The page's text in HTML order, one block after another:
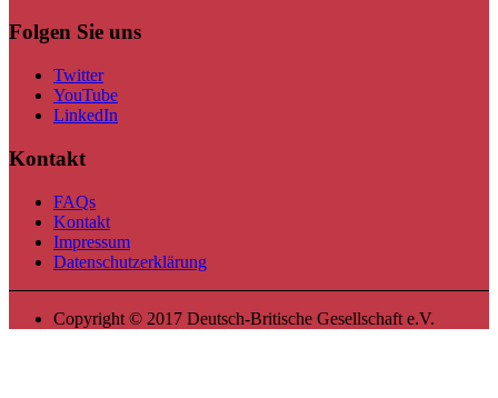
Folgen Sie uns
Twitter
YouTube
LinkedIn
Kontakt
FAQs
Kontakt
Impressum
Datenschutzerklärung
Copyright © 2017 Deutsch-Britische Gesellschaft e.V.